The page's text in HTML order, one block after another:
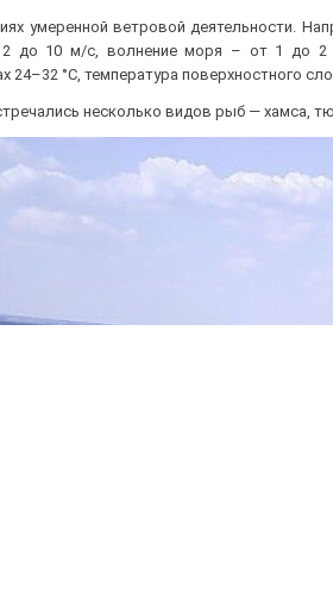
умеренной ветровой деятельности.
до 10 м/с, волнение моря – от 1 до 2
24–32 °С, температура поверхностного
несколько видов рыб — хамса,